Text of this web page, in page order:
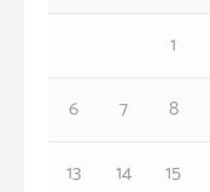
1
6
7 8
13
14 15